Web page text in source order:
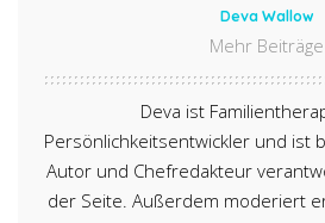
Deva Wallow
Mehr Beiträge
Deva ist
Persönlichkeitsentwickler und ist
Autor und Chefredakteur
der Seite. Außerdem moderiert